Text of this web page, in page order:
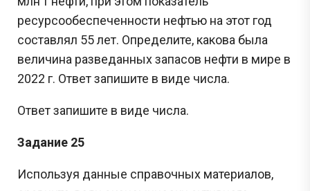
ресурсообеспеченности нефтью на этот год
составлял 55 лет. Определите, какова была
величина разведанных запасов нефти в мире в
2022 г. Ответ запишите в виде числа.
Ответ запишите в виде числа.
Задание 25
Используя данные справочных материалов,